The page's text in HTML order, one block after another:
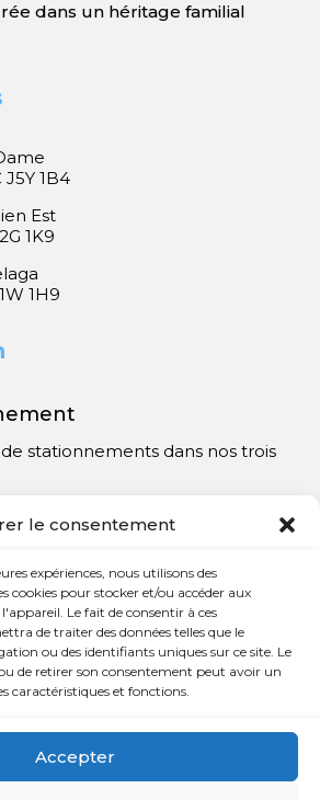
le consentement
expériences, nous utilisons des
cookies pour stocker et/ou accéder aux
Le fait de consentir à ces
de traiter des données telles que le
ou des identifiants uniques sur ce site. Le
de retirer son consentement peut avoir un
caractéristiques et fonctions.
Accepter
dans un héritage familial
J5Y 1B4
Est
1K9
1H9
stationnements dans nos trois
3342
Dame